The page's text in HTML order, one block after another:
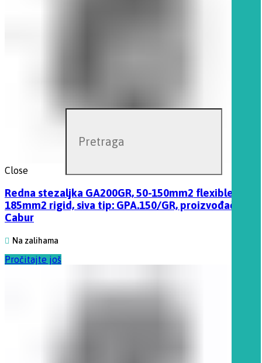
Close
Redna stezaljka GA200GR, 50-150mm2 flexible, 50-
185mm2 rigid, siva tip: GPA.150/GR, proizvođač
Cabur
Na zalihama
Pročitajte još